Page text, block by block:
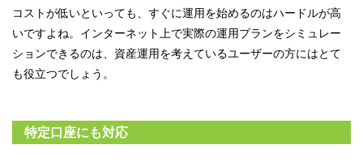
コストが低いといっても、すぐに運用を始めるのはハードルが高
いですよね。インターネット上で実際の運用プランをシミュレー
ションできるのは、資産運用を考えているユーザーの方にはとて
も役立つでしょう。
特定口座にも対応